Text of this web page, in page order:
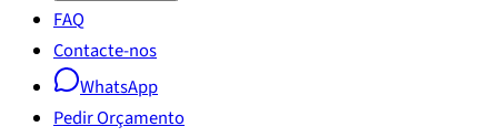
FAQ
Contacte-nos
WhatsApp
Pedir Orçamento